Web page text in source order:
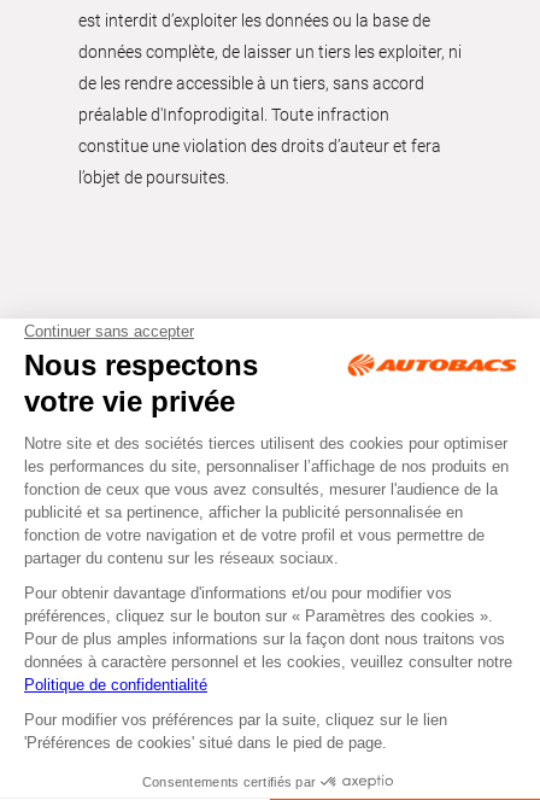
Retirer dans un Centre
est interdit d’exploiter les données ou la base de
données complète, de laisser un tiers les exploiter, ni
de les rendre accessible à un tiers, sans accord
préalable d'Infoprodigital. Toute infraction
constitue une violation des droits d’auteur et fera
l’objet de poursuites.
Tous droits réservés © Autobacs
Mentions légales RGPD
Cookies CGV
Facebook Instagram